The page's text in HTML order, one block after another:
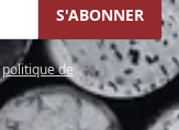
S'ABONNER
politique de